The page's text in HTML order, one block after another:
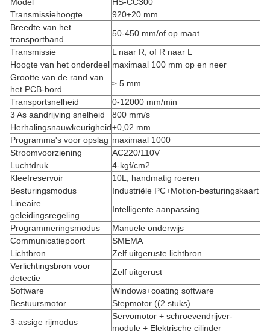
Transmissiehoogte
920±20 mm
Breedte van het
transportband
50-450 mm/of op maat
Transmissie
L naar R, of R naar L
Hoogte van het onderdeel maximaal 100 mm op en neer
Grootte van de rand van
het PCB-bord
≥ 5 mm
Transportsnelheid
0-12000 mm/min
3 As aandrijving snelheid
800 mm/s
Herhalingsnauwkeurigheid±0,02 mm
Programma's voor opslag maximaal 1000
Stroomvoorziening
AC220/110V
Luchtdruk
4-kgf/cm2
Kleefreservoir
10L, handmatig roeren
Besturingsmodus
Industriële PC+Motion-besturingskaart
Lineaire
geleidingsregeling
Intelligente aanpassing
Programmeringsmodus
Manuele onderwijs
Communicatiepoort
SMEMA
Lichtbron
Zelf uitgeruste lichtbron
Verlichtingsbron voor
detectie
Zelf uitgerust
Software
Windows+coating software
Bestuursmotor
Stepmotor ((2 stuks)
3-assige rijmodus
Servomotor + schroevendrijver-
module + Elektrische cilinder